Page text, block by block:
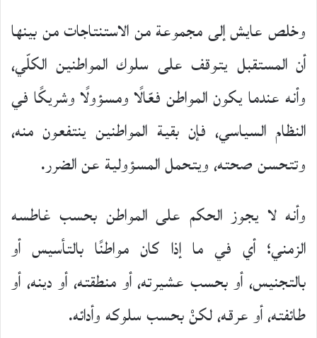
وخلص عايش إلى مجموعة من الاستنتاجات من بينها
أن المستقبل يتوقف على سلوك المواطنين الكلّي،
وأنه عندما يكون المواطن فعّالًا ومسؤولًا وشريكًا في
النظام السياسي، فإن بقية المواطنين ينتفعون منه،
وتتحسن صحته، ويتحمل المسؤولية عن الضرر.
وأنه لا يجوز الحكم على المواطن بحسب غاطسه
الزمني؛ أي في ما إذا كان مواطنًا بالتأسيس أو
بالتجنيس، أو بحسب عشيرته، أو منطقته، أو دينه، أو
طائفته، أو عرقه، لكنْ بحسب سلوكه وأدائه.